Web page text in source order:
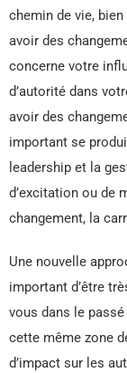
chemin de vie,
avoir des
concerne votre
d’autorité dans
avoir des
important se
leadership et la
d’excitation ou de
changement, la
Une nouvelle
important d’être
vous dans le
cette même zone
d’impact sur les